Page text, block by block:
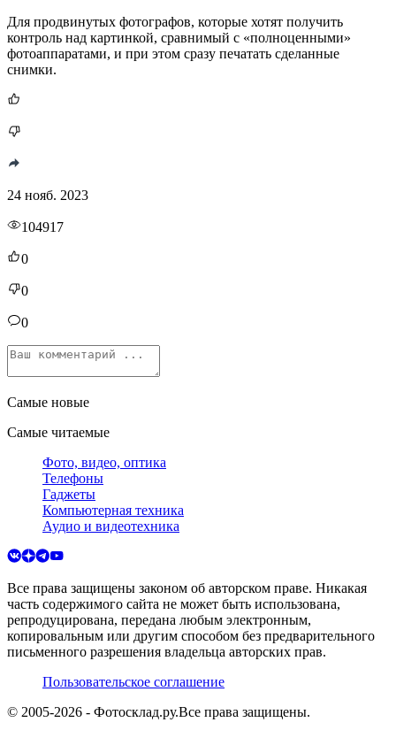
Для продвинутых фотографов, которые хотят получить
контроль над картинкой, сравнимый с «полноценными»
фотоаппаратами, и при этом сразу печатать сделанные
снимки.
24 нояб. 2023
104917
0
0
0
Самые новые
Самые читаемые
Фото, видео, оптика
Телефоны
Гаджеты
Компьютерная техника
Аудио и видеотехника
Все права защищены законом об авторском праве. Никакая
часть содержимого сайта не может быть использована,
репродуцирована, передана любым электронным,
копировальным или другим способом без предварительного
письменного разрешения владельца авторских прав.
Пользовательское соглашение
© 2005-2026 - Фотосклад.ру.Все права защищены.